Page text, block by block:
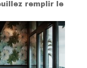
remplir le